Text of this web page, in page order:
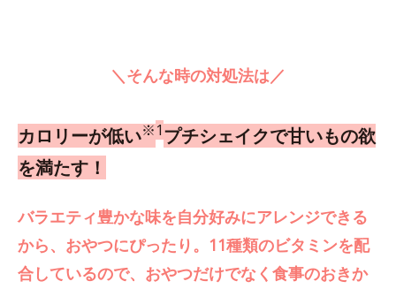
＼そんな時の対処法は／
カロリーが低い※1プチシェイクで甘いもの欲
を満たす！
バラエティ豊かな味を自分好みにアレンジできる
から、おやつにぴったり。11種類のビタミンを配
合しているので、おやつだけでなく食事のおきか